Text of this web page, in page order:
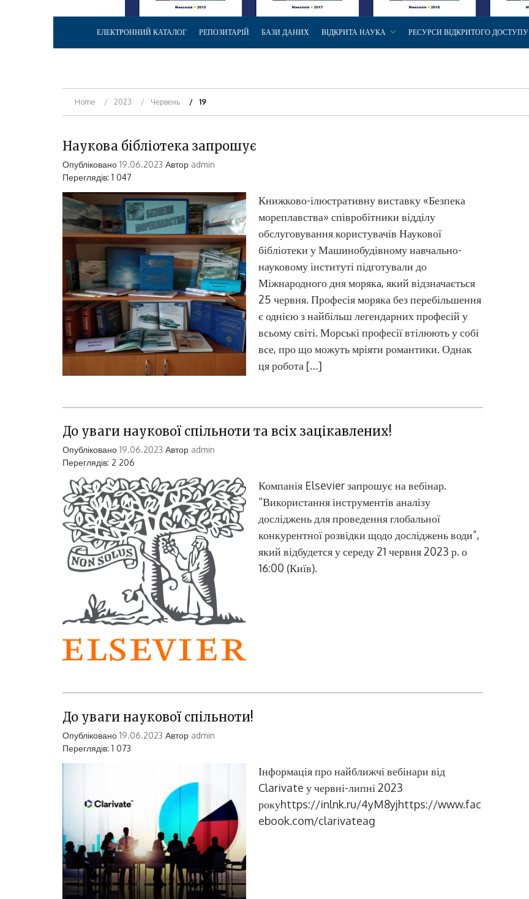
ЕЛЕКТРОННИЙ КАТАЛОГ РЕПОЗИТАРІЙ БАЗИ ДАНИХ ВІДКРИТА НАУКА РЕСУРСИ ВІДКРИТОГО ДОСТУПУ
Home 2023 Червень 19
Наукова бібліотека запрошує
Опубліковано 19.06.2023 Автор admin
Переглядів: 1 047
Книжково-ілюстративну виставку «Безпека
мореплавства» співробітники відділу
обслуговування користувачів Наукової
бібліотеки у Машинобудівному навчально-
науковому інституті підготували до
Міжнародного дня моряка, який відзначається
25 червня. Професія моряка без перебільшення
є однією з найбільш легендарних професій у
всьому світі. Морські професії втілюють у собі
все, про що можуть мріяти романтики. Однак
ця робота […]
До уваги наукової спільноти та всіх зацікавлених!
Опубліковано 19.06.2023 Автор admin
Переглядів: 2 206
Компанія Elsevier запрошує на вебінар.
“Використання інструментів аналізу
досліджень для проведення глобальної
конкурентної розвідки щодо досліджень води”,
який відбудется у середу 21 червня 2023 р. о
16:00 (Київ).
До уваги наукової спільноти!
Опубліковано 19.06.2023 Автор admin
Переглядів: 1 073
Інформація про найближчі вебінари від
Clarivate у червні-липні 2023
рокуhttps://inlnk.ru/4yM8yjhttps://www.fac
ebook.com/clarivateag